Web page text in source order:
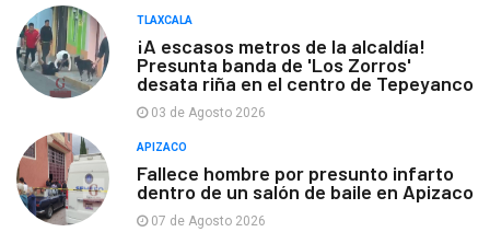
TLAXCALA
¡A escasos metros de la alcaldía!
Presunta banda de 'Los Zorros'
desata riña en el centro de Tepeyanco
03 de Agosto 2026
APIZACO
Fallece hombre por presunto infarto
dentro de un salón de baile en Apizaco
07 de Agosto 2026